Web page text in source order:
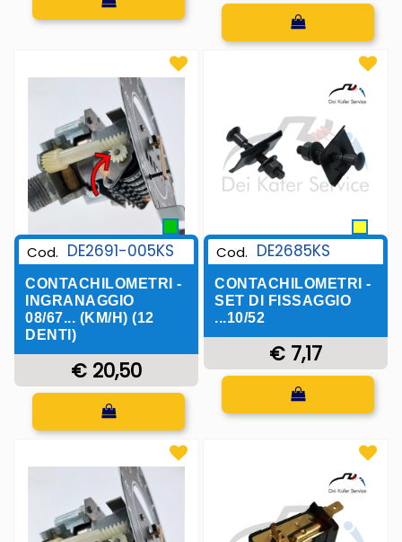
Quantità
Cod. DE2691-005KS
CONTACHILOMETRI -
INGRANAGGIO
08/67... (KM/H) (12
DENTI)
€ 20,50
Quantità
Cod. DE2685KS
CONTACHILOMETRI -
SET DI FISSAGGIO
...10/52
€ 7,17
Quantità